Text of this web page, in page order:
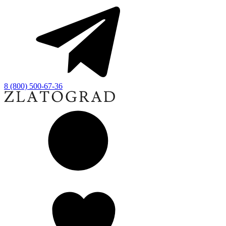
8 (800) 500-67-36